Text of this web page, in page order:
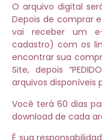
O arquivo digital
Depois de comprar
vai receber um
cadastro) com os
encontrar sua
Site, depois
arquivos disponíveis
Você terá 60 dias
download de cada
É sua